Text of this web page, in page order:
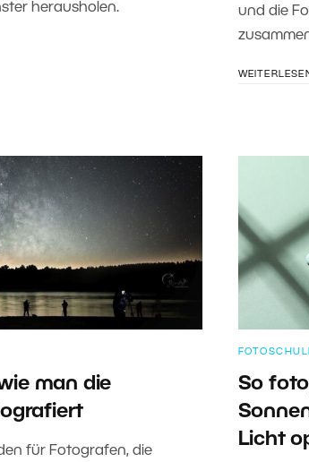
herausholen.
und die
man die
für Fotografen, die
So
Licht